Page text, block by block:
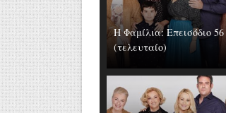
Η Φαμίλια: Επεισόδιο 56
(τελευταίο)